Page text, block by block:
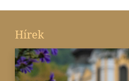
Hírek